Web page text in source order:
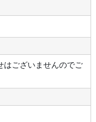
ございませんのでご